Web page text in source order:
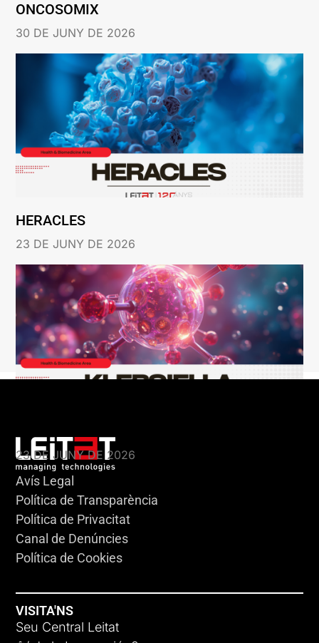
ONCOSOMIX
30 DE JUNY DE 2026
HERACLES
23 DE JUNY DE 2026
23 DE JUNY DE 2026
Avís Legal
Política de Transparència
Política de Privacitat
Canal de Denúncies
Política de Cookies
VISITA'NS
Seu Central Leitat